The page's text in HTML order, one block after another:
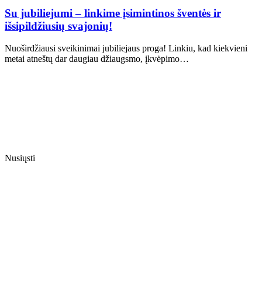
Su jubiliejumi – linkime įsimintinos šventės ir
išsipildžiusių svajonių!
Nuoširdžiausi sveikinimai jubiliejaus proga! Linkiu, kad kiekvieni
metai atneštų dar daugiau džiaugsmo, įkvėpimo…
Nusiųsti